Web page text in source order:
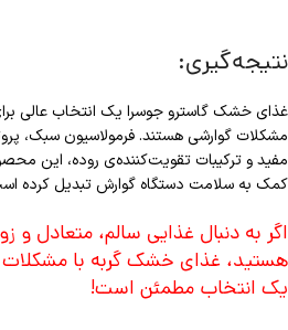
نتیجه‌گیری:
غذای خشک گاسترو جوسرا یک انتخاب عالی
مشکلات گوارشی هستند. فرمولاسیون سبک،
مفید و ترکیبات تقویت‌کننده‌ی روده، این
کمک به سلامت دستگاه گوارش تبدیل کرده
اگر به دنبال غذایی سالم، متعادل و
هستید، غذای خشک گربه با مشکلات
یک انتخاب مطمئن است!